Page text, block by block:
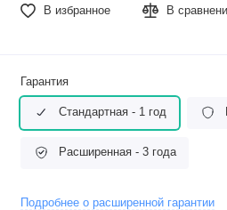
В избранное В
Гарантия
Стандартная - 1 год
Расширенная - 3 года
Подробнее о расширенной гарантии